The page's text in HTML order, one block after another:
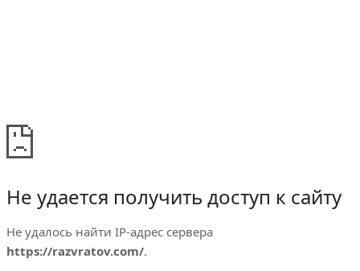
Не удается получить доступ к сайту
Не удалось найти IP-адрес сервера
https://razvratov.com/.